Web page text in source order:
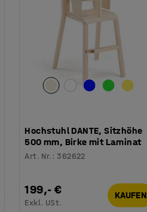
Hochstuhl DANTE, Sitzhöhe
500 mm, Birke mit Laminat
Art. Nr. :362622
199,- €
Exkl. USt.
KAUFEN